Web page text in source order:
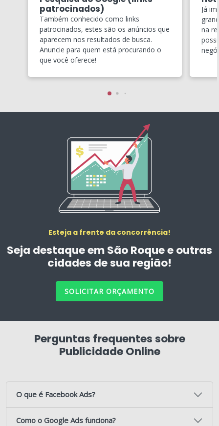
patrocinados)
Também conhecido como links
patrocinados, estes são os anúncios que
aparecem nos resultados de busca.
Anuncie para quem está procurando o
que você oferece!
Já
na
Esteja a frente da concorrência!
Seja destaque em São Roque e outras
cidades de sua região!
SOLICITAR ORÇAMENTO
Perguntas frequentes sobre
Publicidade Online
O que é Facebook Ads?
Como o Google Ads funciona?